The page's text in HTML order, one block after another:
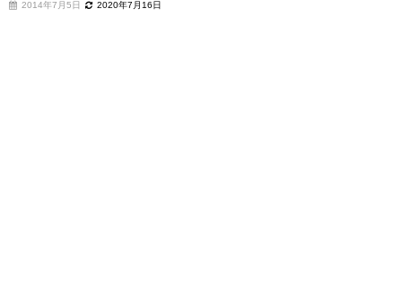
2014年7月5日 2020年7月16日